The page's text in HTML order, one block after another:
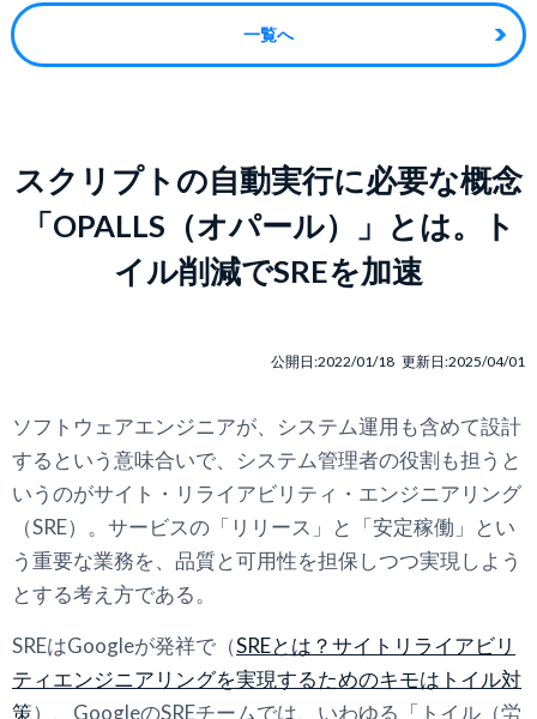
一覧へ
スクリプトの自動実行に必要な概念
「OPALLS（オパール）」とは。ト
イル削減でSREを加速
公開日:2022/01/18 更新日:2025/04/01
ソフトウェアエンジニアが、システム運用も含めて設計
するという意味合いで、システム管理者の役割も担うと
いうのがサイト・リライアビリティ・エンジニアリング
（SRE）。サービスの「リリース」と「安定稼働」とい
う重要な業務を、品質と可用性を担保しつつ実現しよう
とする考え方である。
SREはGoogleが発祥で（SREとは？サイトリライアビリ
ティエンジニアリングを実現するためのキモはトイル対
策）、GoogleのSREチームでは、いわゆる「トイル（労